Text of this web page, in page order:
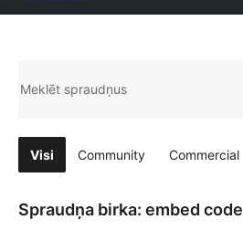
Visi Community Commercial
Spraudņa birka: embed code